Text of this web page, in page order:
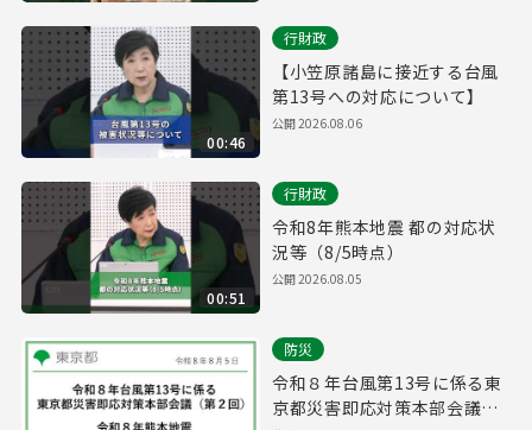
00:46
行財政
【小笠原諸島に接近する台風
第13号への対応について】
公開2026.08.06
00:51
行財政
令和8年熊本地震 都の対応状
況等（8/5時点）
公開2026.08.05
防災
令和８年台風第13号に係る東
京都災害即応対策本部会議